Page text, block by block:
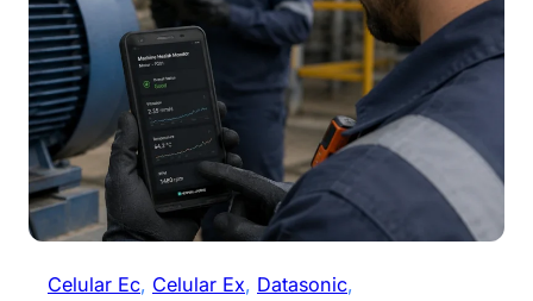
Celular Ec, Celular Ex, Datasonic